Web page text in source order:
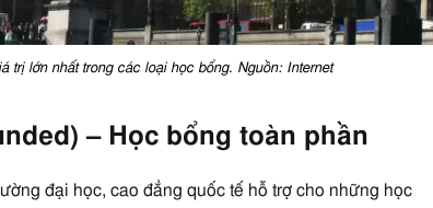
trị lớn nhất trong các loại học bổng. Nguồn: Internet
– Học bổng toàn phần
đại học, cao đẳng quốc tế hỗ trợ cho những học